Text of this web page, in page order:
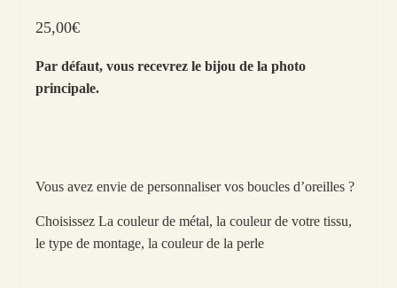
25,00€
Par défaut, vous recevrez le bijou de la photo
principale.
Vous avez envie de personnaliser vos boucles d’oreilles ?
Choisissez La couleur de métal, la couleur de votre tissu,
le type de montage, la couleur de la perle